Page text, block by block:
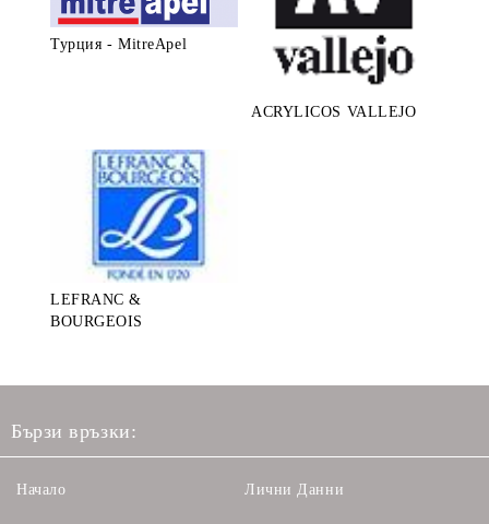
Турция - MitreApel
ACRYLICOS VALLEJO
LEFRANC &
BOURGEOIS
Бързи връзки:
Начало Лични Данни